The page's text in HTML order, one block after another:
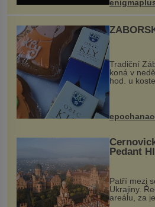
...
Tradiční
koná v
hod. u
Kly u
Pedant
Patří mezi
Ukrajiny.
areálu, za